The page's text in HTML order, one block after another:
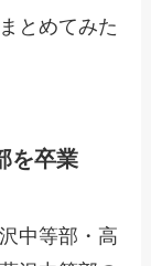
とめてみた
を卒業
中等部・高